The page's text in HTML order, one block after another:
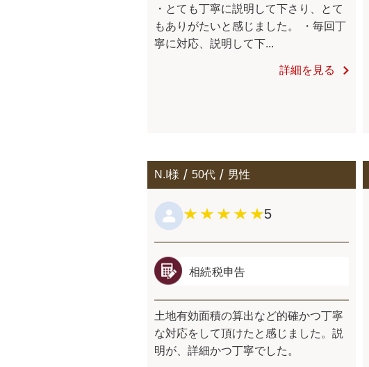
・とても丁寧に説明して下さり、とて
もありがたいと感じました。 ・毎回丁
寧に対応、説明して下...
詳細を見る
N.I様 50代 男性
5
相続税申告
⼟地有効⾯積の算出など的確かつ丁寧
な対応をして頂けたと感じました。説
明が、詳細かつ丁寧でした。